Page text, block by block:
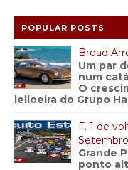
POPULAR POSTS
Broad
Um par
num
O
leiloeira do Grupo
F. 1 de
Setembro
Grande
ponto